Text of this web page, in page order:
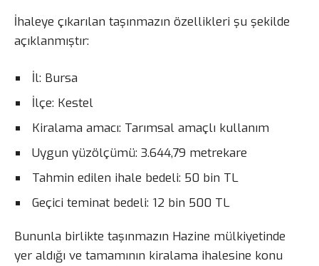
İhaleye çıkarılan taşınmazın özellikleri şu şekilde
açıklanmıştır:
İl: Bursa
İlçe: Kestel
Kiralama amacı: Tarımsal amaçlı kullanım
Uygun yüzölçümü: 3.644,79 metrekare
Tahmin edilen ihale bedeli: 50 bin TL
Geçici teminat bedeli: 12 bin 500 TL
Bununla birlikte taşınmazın Hazine mülkiyetinde
yer aldığı ve tamamının kiralama ihalesine konu